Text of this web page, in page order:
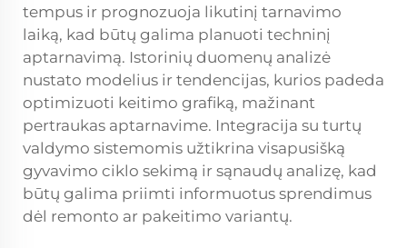
tempus ir prognozuoja likutinį tarnavimo
laiką, kad būtų galima planuoti techninį
aptarnavimą. Istorinių duomenų analizė
nustato modelius ir tendencijas, kurios padeda
optimizuoti keitimo grafiką, mažinant
pertraukas aptarnavime. Integracija su turtų
valdymo sistemomis užtikrina visapusišką
gyvavimo ciklo sekimą ir sąnaudų analizę, kad
būtų galima priimti informuotus sprendimus
dėl remonto ar pakeitimo variantų.